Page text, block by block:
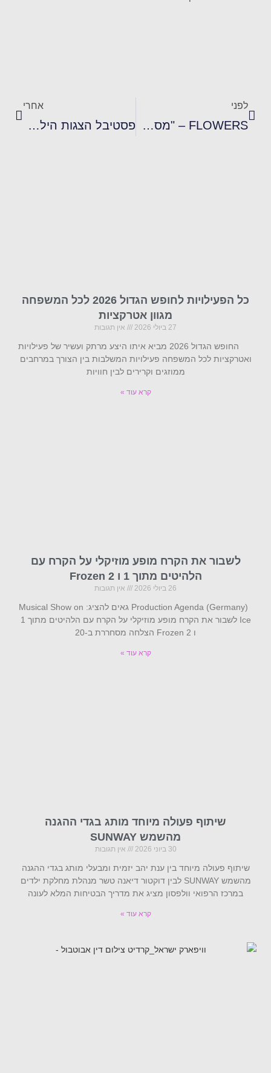
לפני
FLOWERS – "מסע בין עולמות" תערוכת הפרחים הגדולה בישראל!
אחרי
פסטיבל הצגות הילדים ה־36 לילדים ולכל המשפחה 25-27 באוגוסט 2026
כל הפעילויות לחופש הגדול 2026 לכל המשפחה
מגוון אטרקציות
27 ביולי 2026 אין תגובות
החופש הגדול 2026 מביא איתו היצע מרתק ועשיר של פעילויות
ואטרקציות לכל המשפחה פעילויות המשלבות בין הצורך במרחבים
ממוזגים וקרירים לבין חוויות
קרא עוד »
לשבור את הקרח מופע מוזיקלי על הקרח עם
הלהיטים מתוך 1 ו Frozen 2
26 ביולי 2026 אין תגובות
Production Agenda (Germany) גאים להציג: Musical Show on
Ice לשבור את הקרח מופע מוזיקלי על הקרח עם הלהיטים מתוך 1
ו Frozen 2 הצלחה מסחררת ב-20
קרא עוד »
שיתוף פעולה מיוחד מותג בגדי ההגנה
מהשמש SUNWAY
30 ביוני 2026 אין תגובות
שיתוף פעולה מיוחד בין ענת יהב יזמית ומבעלי מותג בגדי ההגנה
מהשמש SUNWAY לבין דוקטור דיאנה טשר מנהלת מחלקת ילדים
במרכז הרפואי וולפסון מציג את מדריך הבטיחות המלא לעונה
קרא עוד »